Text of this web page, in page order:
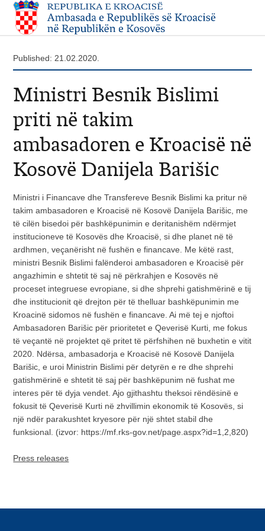
Published: 21.02.2020.
Ministri Besnik Bislimi
priti në takim
ambasadoren e Kroacisë në
Kosovë Danijela Barišic
Ministri i Financave dhe Transfereve Besnik Bislimi ka pritur në
takim ambasadoren e Kroacisë në Kosovë Danijela Barišic, me
të cilën bisedoi për bashkëpunimin e deritanishëm ndërmjet
institucioneve të Kosovës dhe Kroacisë, si dhe planet në të
ardhmen, veçanërisht në fushën e financave. Me këtë rast,
ministri Besnik Bislimi falënderoi ambasadoren e Kroacisë për
angazhimin e shtetit të saj në përkrahjen e Kosovës në
proceset integruese evropiane, si dhe shprehi gatishmërinë e tij
dhe institucionit që drejton për të thelluar bashkëpunimin me
Kroacinë sidomos në fushën e financave. Ai më tej e njoftoi
Ambasadoren Barišic për prioritetet e Qeverisë Kurti, me fokus
të veçantë në projektet që pritet të përfshihen në buxhetin e vitit
2020. Ndërsa, ambasadorja e Kroacisë në Kosovë Danijela
Barišic, e uroi Ministrin Bislimi për detyrën e re dhe shprehi
gatishmërinë e shtetit të saj për bashkëpunim në fushat me
interes për të dyja vendet. Ajo gjithashtu theksoi rëndësinë e
fokusit të Qeverisë Kurti në zhvillimin ekonomik të Kosovës, si
një ndër parakushtet kryesore për një shtet stabil dhe
funksional. (izvor: https://mf.rks-gov.net/page.aspx?id=1,2,820)
Press releases